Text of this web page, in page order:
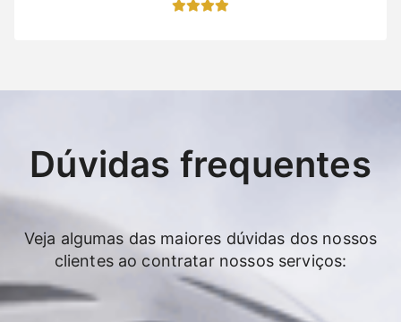
Dúvidas frequentes
Veja algumas das maiores dúvidas dos nossos
clientes ao contratar nossos serviços: